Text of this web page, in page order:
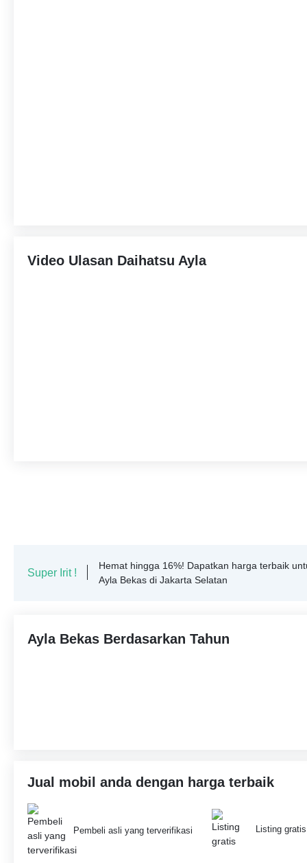
Video Ulasan Daihatsu Ayla
Super Irit !
Hemat hingga 16%! Dapatkan harga terbaik
Ayla Bekas di Jakarta Selatan
Ayla Bekas Berdasarkan Tahun
Jual mobil anda dengan harga terbaik
Pembeli asli yang terverifikasi Listing gratis